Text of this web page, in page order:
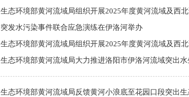
突发水污染事件联合应急演练在伊洛河举办
生态环境部黄河流域局大力推进洛阳市伊洛河流域突出
生态环境部黄河流域局反馈黄河小浪底至花园口段突出